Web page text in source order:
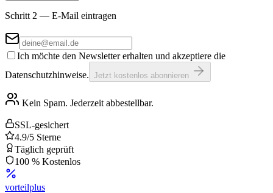
Schritt 2 — E-Mail eintragen
Ich möchte den Newsletter erhalten und akzeptiere die
Datenschutzhinweise. Jetzt kostenlos abonnieren
Kein Spam. Jederzeit abbestellbar.
SSL-gesichert
4.9/5 Sterne
Täglich geprüft
100 % Kostenlos
vorteilplus